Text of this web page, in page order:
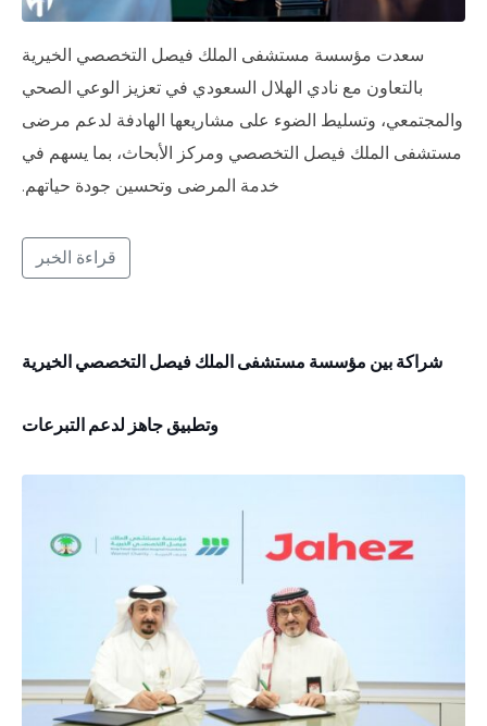
سعدت مؤسسة مستشفى الملك فيصل التخصصي الخيرية
بالتعاون مع نادي الهلال السعودي في تعزيز الوعي الصحي
والمجتمعي، وتسليط الضوء على مشاريعها الهادفة لدعم مرضى
مستشفى الملك فيصل التخصصي ومركز الأبحاث، بما يسهم في
خدمة المرضى وتحسين جودة حياتهم.
قراءة الخبر
شراكة بين مؤسسة مستشفى الملك فيصل التخصصي الخيرية
وتطبيق جاهز لدعم التبرعات